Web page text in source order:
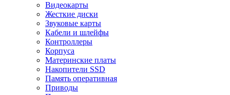
Видеокарты
Жесткие диски
Звуковые карты
Кабели и шлейфы
Контроллеры
Корпуса
Материнские платы
Накопители SSD
Память оперативная
Приводы